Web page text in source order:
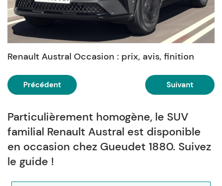
Précédent
Renault Austral Occasion : prix, avis, finition
Suivant
Particulièrement homogène, le SUV
familial Renault Austral est disponible
en occasion chez Gueudet 1880. Suivez
le guide !